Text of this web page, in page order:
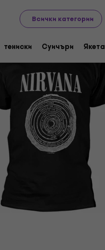
Всички категории
тениски Суичъри Якета
тениски